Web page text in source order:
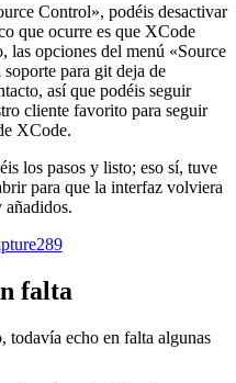
Control», podéis desactivar
que ocurre es que XCode
las opciones del menú «Source
para git deja de
así que podéis seguir
cliente favorito para seguir
XCode.
los pasos y listo; eso sí, tuve
para que la interfaz volviera
falta
todavía echo en falta algunas